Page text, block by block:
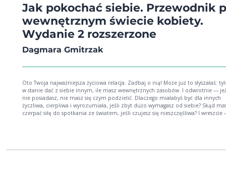
Jak pokochać siebie. Przewodnik
wewnętrznym świecie kobiety.
Wydanie 2 rozszerzone
Dagmara Gmitrzak
Oto Twoja najważniejsza życiowa relacja. Zadbaj o nią! Może już to słyszałaś: tyle jesteś
w stanie dać z siebie innym, ile masz wewnętrznych zasobów. I odwrotnie ―
nie posiadasz, nie masz się czym podzielić. Dlaczego miałabyś być dla innych
życzliwa, cierpliwa i wyrozumiała, jeśli zbyt dużo wymagasz od siebie? Skąd
czerpać siłę do spotkania ze światem, jeśli czujesz się nieszczęśliwa? I wreszcie
samopoczucie i potrzeby, zacząć czule rozmawiać ze sobą i zbudować